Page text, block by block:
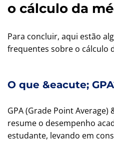
o cálculo da
Para concluir, aqui estão
frequentes sobre o cálculo
O que &eacute;
GPA (Grade Point
resume o desempenho
estudante, levando em